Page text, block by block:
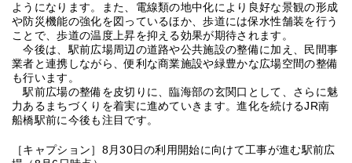
ようになります。また、電線類の地中化により良好な景観の形成
や防災機能の強化を図っているほか、歩道には保水性舗装を行う
ことで、歩道の温度上昇を抑える効果が期待されます。
今後は、駅前広場周辺の道路や公共施設の整備に加え、民間事
業者と連携しながら、便利な商業施設や緑豊かな広場空間の整備
も行います。
駅前広場の整備を皮切りに、臨海部の玄関口として、さらに魅
力あるまちづくりを着実に進めていきます。進化を続けるJR南
船橋駅前に今後も注目です。
［キャプション］8月30日の利用開始に向けて工事が進む駅前広